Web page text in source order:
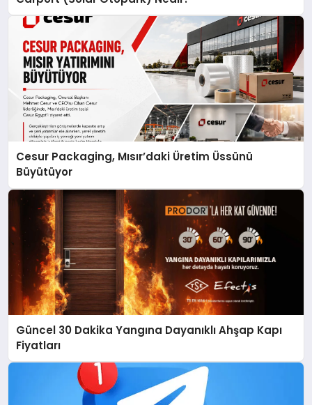
Cesur Packaging, Mısır’daki Üretim Üssünü
Büyütüyor
Güncel 30 Dakika Yangına Dayanıklı Ahşap Kapı
Fiyatları